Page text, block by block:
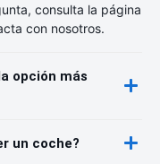
consulta la página
con nosotros.
opción más
un coche?